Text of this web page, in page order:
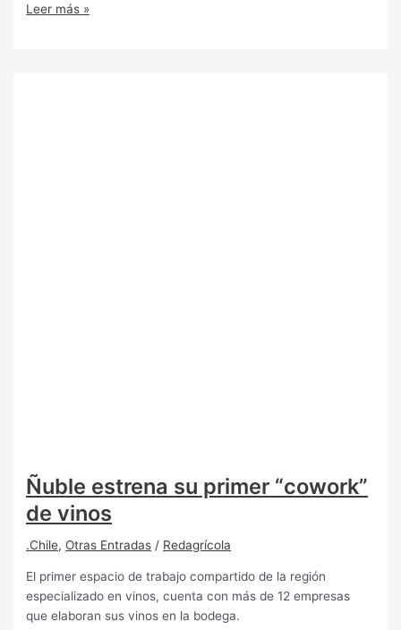
Leer más »
Ñuble estrena su primer “cowork”
de vinos
.Chile, Otras Entradas / Redagrícola
El primer espacio de trabajo compartido de la región
especializado en vinos, cuenta con más de 12 empresas
que elaboran sus vinos en la bodega.